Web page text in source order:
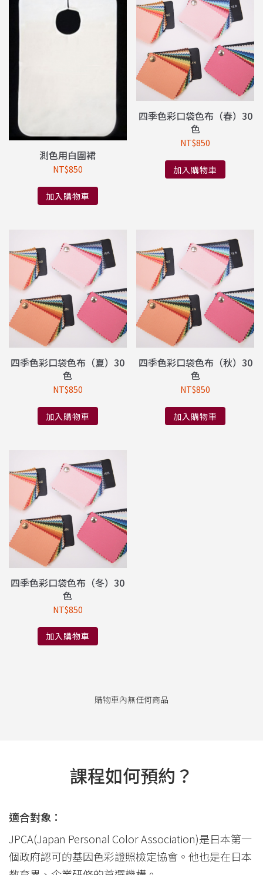
測色用白圍裙
NT$850
加入購物車
四季色彩口袋色布（春）30
色
NT$850
加入購物車
四季色彩口袋色布（夏）30
色
NT$850
加入購物車
四季色彩口袋色布（秋）30
色
NT$850
加入購物車
四季色彩口袋色布（冬）30
色
NT$850
加入購物車
購物車內無任何商品
課程如何預約？
適合對象：
JPCA(Japan Personal Color Association)是日本第一
個政府認可的基因色彩證照檢定協會。他也是在日本